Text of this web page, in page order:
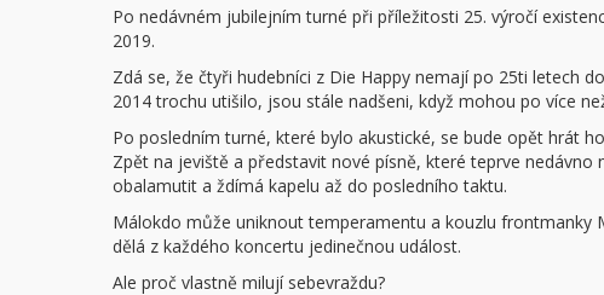
Po nedávném jubilejním turné při příležitosti 25. výročí
2019.
Zdá se, že čtyři hudebníci z Die Happy nemají po 25ti letech
2014 trochu utišilo, jsou stále nadšeni, když mohou po více
Po posledním turné, které bylo akustické, se bude opět hrát
Zpět na jeviště a představit nové písně, které teprve nedávno
obalamutit a ždímá kapelu až do posledního taktu.
Málokdo může uniknout temperamentu a kouzlu frontmanky
dělá z každého koncertu jedinečnou událost.
Ale proč vlastně milují sebevraždu?